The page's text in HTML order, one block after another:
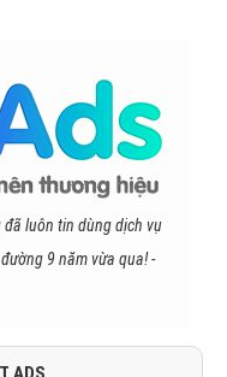
đã luôn tin dùng dịch vụ
9 năm vừa qua! -